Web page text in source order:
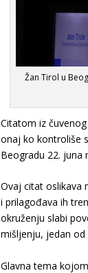
Žan Tirol u
Citatom iz
onaj ko kontroliše
Beogradu 22. juna
Ovaj citat oslikava
i prilagođava ih
okruženju slabi
mišljenju, jedan od
Glavna tema